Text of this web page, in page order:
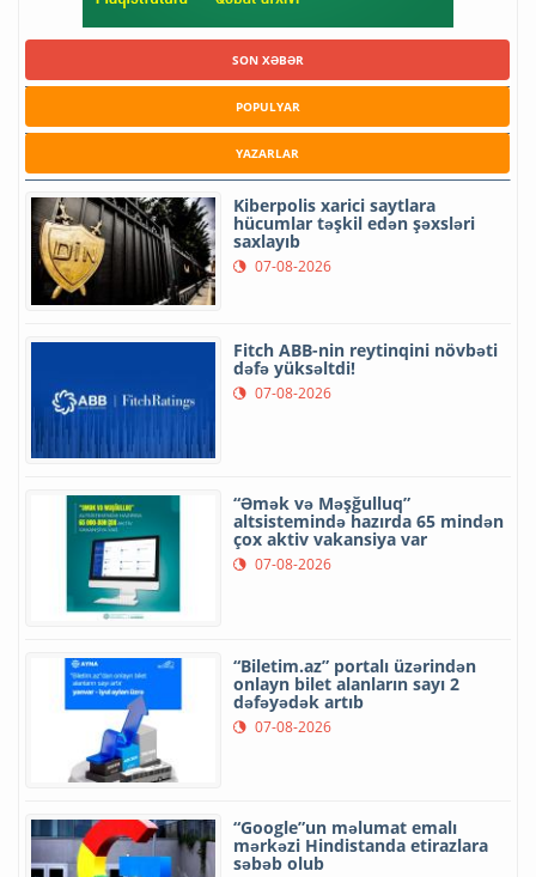
SON XƏBƏR
POPULYAR
YAZARLAR
Kiberpolis xarici saytlara
hücumlar təşkil edən şəxsləri
saxlayıb
07-08-2026
Fitch ABB-nin reytinqini növbəti
dəfə yüksəltdi!
07-08-2026
“Əmək və Məşğulluq”
altsistemində hazırda 65 mindən
çox aktiv vakansiya var
07-08-2026
“Biletim.az” portalı üzərindən
onlayn bilet alanların sayı 2
dəfəyədək artıb
07-08-2026
“Google”un məlumat emalı
mərkəzi Hindistanda etirazlara
səbəb olub